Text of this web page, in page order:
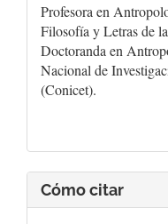
Profesora en
Filosofía y Letras de
Doctoranda en
Nacional de
(Conicet).
Cómo citar